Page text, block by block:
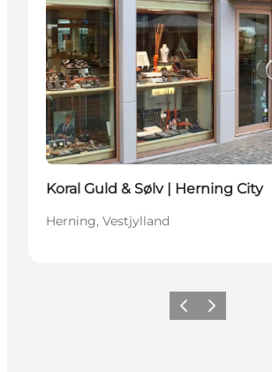
Koral Guld & Sølv | Herning City
Herning, Vestjylland
Forrige billede
Næste billede